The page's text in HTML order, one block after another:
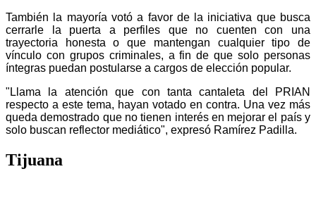
​También la mayoría votó a favor de la iniciativa que busca
cerrarle la puerta a perfiles que no cuenten con una
trayectoria honesta o que mantengan cualquier tipo de
vínculo con grupos criminales, a fin de que solo personas
íntegras puedan postularse a cargos de elección popular.
​"Llama la atención que con tanta cantaleta del PRIAN
respecto a este tema, hayan votado en contra. Una vez más
queda demostrado que no tienen interés en mejorar el país y
solo buscan reflector mediático", expresó Ramírez Padilla.
Tijuana